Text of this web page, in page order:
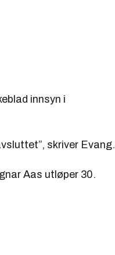
innsyn i
skriver Evang.
Aas utløper 30.